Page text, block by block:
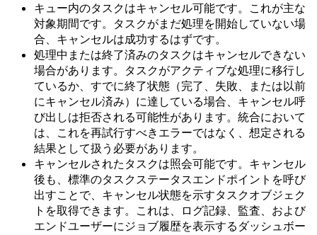
キュー内のタスクはキャンセル可能です。これが主な
対象期間です。タスクがまだ処理を開始していない場
合、キャンセルは成功するはずです。
処理中または終了済みのタスクはキャンセルできない
場合があります。タスクがアクティブな処理に移行し
ているか、すでに終了状態（完了、失敗、または以前
にキャンセル済み）に達している場合、キャンセル呼
び出しは拒否される可能性があります。統合において
は、これを再試行すべきエラーではなく、想定される
結果として扱う必要があります。
キャンセルされたタスクは照会可能です。キャンセル
後も、標準のタスクステータスエンドポイントを呼び
出すことで、キャンセル状態を示すタスクオブジェク
トを取得できます。これは、ログ記録、監査、および
エンドユーザーにジョブ履歴を表示するダッシュボー